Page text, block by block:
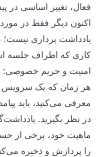
فعال، تغییر اساسی در
اکنون دیگر فقط در
یادداشت برداری
کاری که اطراف جلسه
امنیت و حریم خصوصی:
هر زمان که یک سرویس
معرفی می‌کنید، باید
در نظر بگیرید.
ماهیت خود، برخی از
را پردازش و ذخیره